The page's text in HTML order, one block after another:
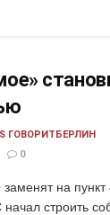
ГОВОРИТБЕРЛИН
0
на пункт
строить